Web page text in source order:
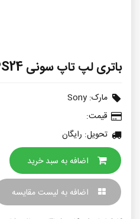
باتری لپ تاپ سونی VGP-BPS24
مارک: Sony
قیمت:
تحویل: رایگان
اضافه به سبد خرید
اضافه به لیست مقایسه